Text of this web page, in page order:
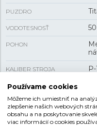
PUZDRO
VODOTESNOSŤ
POHON
KALIBER STROJA P-
REZERVA CHODU
DIAMANTY
PRIEHĽADNÉ VIEČKO
Používame cookies
Môžeme ich umiestniť na
zlepšenie našich webových
obsahu a na poskytovanie
viac informácií o cookies